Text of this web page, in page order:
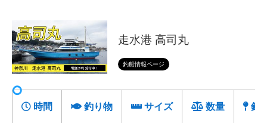
走水港 高司丸
釣船情報ページ
時間 釣り物 サイズ 数量 釣